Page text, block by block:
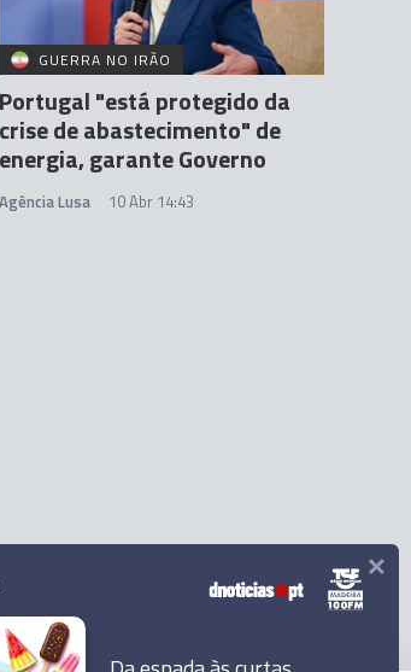
GUERRA NO IRÃO
Portugal "está protegido da
crise de abastecimento" de
energia, garante Governo
Agência Lusa 10 Abr 14:43
×